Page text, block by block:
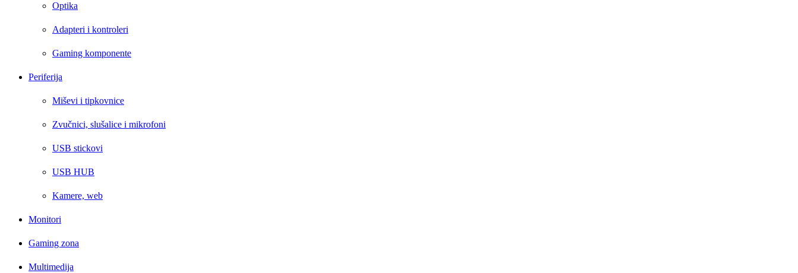
Optika
Adapteri i kontroleri
Gaming komponente
Periferija
Miševi i tipkovnice
Zvučnici, slušalice i mikrofoni
USB stickovi
USB HUB
Kamere, web
Monitori
Gaming zona
Multimedija